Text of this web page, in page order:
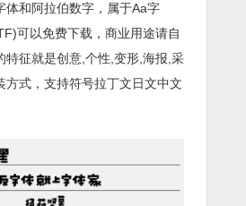
体和阿拉伯数字，属于Aa字
可以免费下载，商业用途请自
特征就是创意,个性,变形,海报,采
方式，支持符号拉丁文日文中文